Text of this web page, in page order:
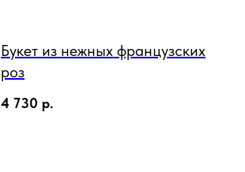
Букет из нежных французских
роз
4 730 р.